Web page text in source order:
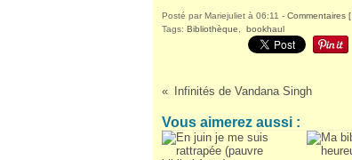
Posté par Mariejuliet à 06:11 - Commentaires [
Tags: Bibliothèque bookhaul
Infinités de Vandana Singh
Vous aimerez aussi :